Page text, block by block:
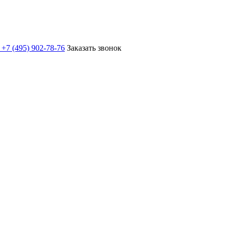
+7 (495) 902-78-76 Заказать звонок